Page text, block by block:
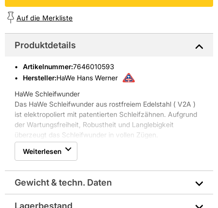
Auf die Merkliste
Produktdetails
Artikelnummer:7646010593
Hersteller:HaWe Hans Werner
HaWe Schleifwunder
Das HaWe Schleifwunder aus rostfreiem Edelstahl ( V2A )
ist elektropoliert mit patentierten Schleifzähnen. Aufgrund
der Wartungsfreiheit, Robustheit und Langlebigkeit
überzeugt das Schleifwunder in vollen Zügen.
Eigenschaften HaWe Schleifwunder:
* elektropoliert mit patentierten Schleifzähnen
* Körper abgeschrägt.
Größe: 325x150mm
Weiterlesen
Gewicht & techn. Daten
Lagerbestand